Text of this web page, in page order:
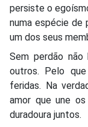
persiste o
numa espécie de
um dos seus
Sem perdão
outros. Pelo
feridas. Na
amor que une
duradoura juntos.